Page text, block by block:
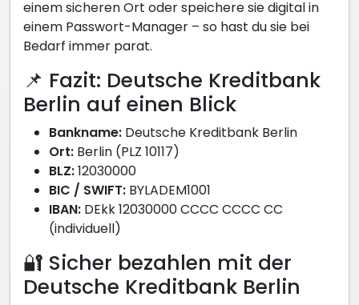
einem sicheren Ort oder speichere sie digital in
einem Passwort-Manager – so hast du sie bei
Bedarf immer parat.
📌 Fazit: Deutsche Kreditbank
Berlin auf einen Blick
Bankname: Deutsche Kreditbank Berlin
Ort: Berlin (PLZ 10117)
BLZ:12030000
BIC / SWIFT: BYLADEM1001
IBAN: DEkk 12030000 CCCC CCCC CC
(individuell)
🔐 Sicher bezahlen mit der
Deutsche Kreditbank Berlin